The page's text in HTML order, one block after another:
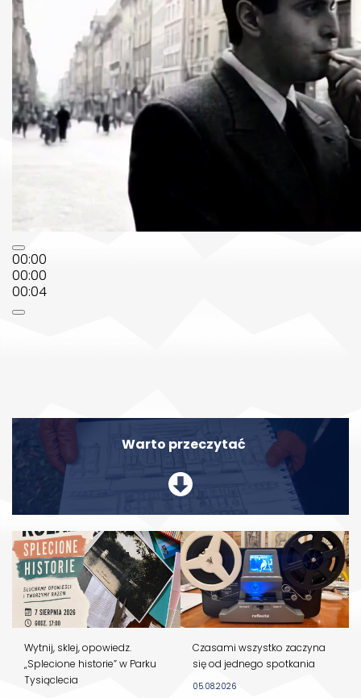
00:00
00:00
00:04
Warto przeczytać
Wytnij, sklej, opowiedz.
„Splecione historie” w Parku
Tysiąclecia
Czasami wszystko zaczyna
się od jednego spotkania
05.08.2026